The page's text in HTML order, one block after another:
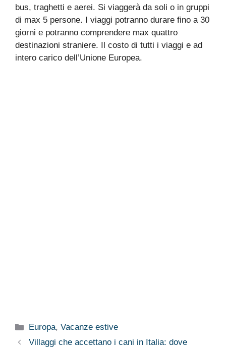
bus, traghetti e aerei. Si viaggerà da soli o in gruppi
di max 5 persone. I viaggi potranno durare fino a 30
giorni e potranno comprendere max quattro
destinazioni straniere. Il costo di tutti i viaggi e ad
intero carico dell’Unione Europea.
Categorie
Europa,Vacanze estive
Villaggi che accettano i cani in Italia: dove